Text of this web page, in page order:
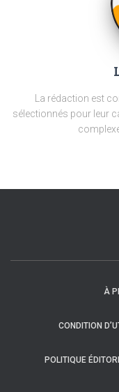
La rédaction est
sélectionnés pour leur
À
CONDITION
POLITIQUE